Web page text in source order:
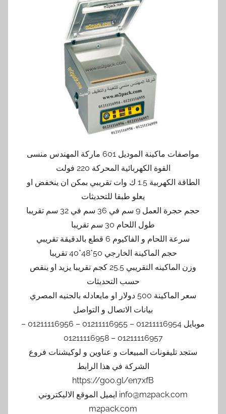
مواصفات ماكينة الموديل 601 ماركة المهندس منسى
القوة الكهربائية المحركة 220 فولت
الطاقة الكهربية 1.5 ك وات تقريبي بمكن ان ينخفض او
يعلو طبقا للتحديثات
حجم حجرة العمل 9 سم في 36 سم في 32 سم تقريبا
طول اللحام 30 سم تقريبا
سرعة اللحام و الفاكيوم 6 قطع بالدقيقة تقريبي
حجم الماكينة الخارجي 50*48*40 تقريبا
وزن الماكينه التقريبي 25.5 كجم تقريبا يزيد او ينقص
حسب التحديثات
سعر الماكينة 500 دولار او مايعادله بالجنيه المصري
بيانات الاتصال و التواصل
موبايل 01211116954 – 01211116955 – 01211116956 –
01211116957 – 01211116958
ستجد تليفونات المبيعات و عناوين و لوكيشنات فروع
الشركة في هذا الرابط
https://goo.gl/en7xfB
info@m2pack.com ايميل الموقع الاليكتروني
m2pack.com